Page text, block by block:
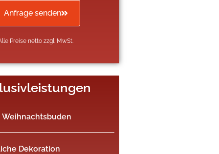
Anfrage senden
Preise netto zzgl. MwSt.
Weihnachtsbuden
Dekoration